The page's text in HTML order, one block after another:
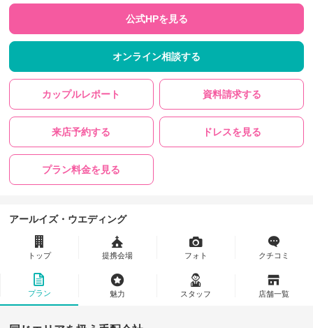
公式HPを見る
オンライン相談する
カップルレポート 資料請求する
来店予約する ドレスを見る
プラン料金を見る
アールイズ・ウエディング
トップ 提携会場 フォト クチコミ
プラン 魅力 スタッフ 店舗一覧